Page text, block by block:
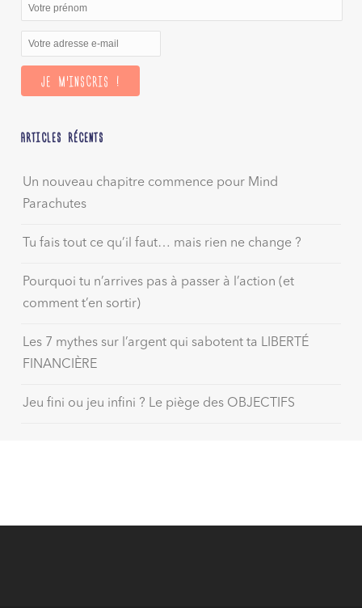
ARTICLES RÉCENTS
Un nouveau chapitre commence pour Mind
Parachutes
Tu fais tout ce qu’il faut… mais rien ne change ?
Pourquoi tu n’arrives pas à passer à l’action (et
comment t’en sortir)
Les 7 mythes sur l’argent qui sabotent ta LIBERTÉ
FINANCIÈRE
Jeu fini ou jeu infini ? Le piège des OBJECTIFS